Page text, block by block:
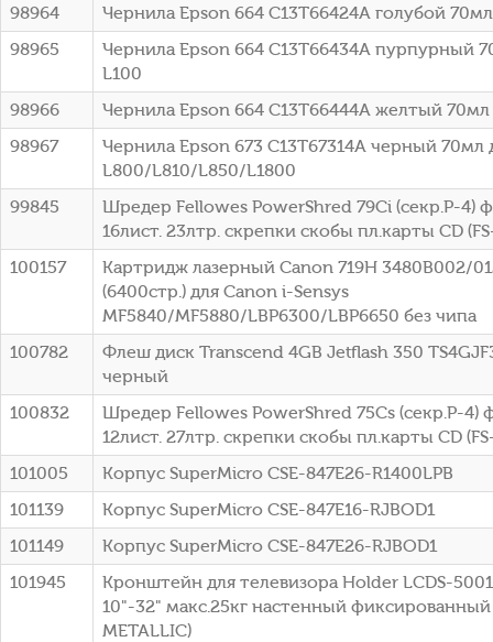
98964
Чернила Epson 664 C13T66424A голубой
98965
Чернила Epson 664 C13T66434A пурпурный
L100
98966
Чернила Epson 664 C13T66444A желтый 70мл
98967
Чернила Epson 673 C13T67314A черный 70мл
L800/L810/L850/L1800
99845
Шредер Fellowes PowerShred 79Ci (секр.P-4)
16лист. 23лтр. скрепки скобы пл.карты CD
100157
Картридж лазерный Canon 719H 3480B002/
(6400стр.) для Canon i-Sensys
MF5840/MF5880/LBP6300/LBP6650 без чипа
100782
Флеш диск Transcend 4GB Jetflash 350
черный
100832
Шредер Fellowes PowerShred 75Cs (секр.P-4)
12лист. 27лтр. скрепки скобы пл.карты CD
101005
Корпус SuperMicro CSE-847E26-R1400LPB
101139
Корпус SuperMicro CSE-847E16-RJBOD1
101149
Корпус SuperMicro CSE-847E26-RJBOD1
101945
Кронштейн для телевизора Holder LCDS-
10"-32" макс.25кг настенный фиксированный
METALLIC)